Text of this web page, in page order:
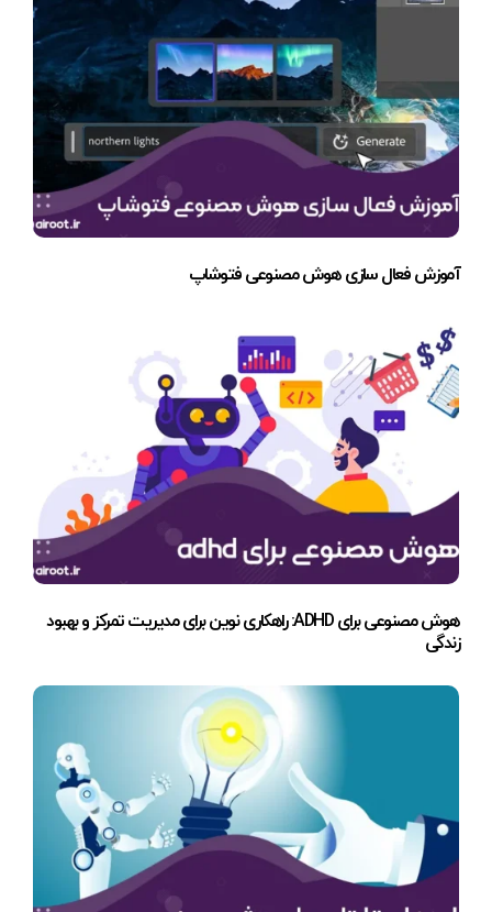
آموزش فعال سازی هوش مصنوعی فتوشاپ
هوش مصنوعی برای ADHD: راهکاری نوین برای مدیریت تمرکز و بهبود
زندگی